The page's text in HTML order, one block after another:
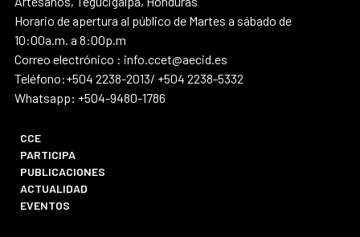
Horario de apertura al público de Martes a sábado de
10:00a.m. a 8:00p.m
Correo electrónico : info.ccet@aecid.es
Teléfono:+504 2238-2013/ +504 2238-5332
Whatsapp: +504-9480-1786
CCE
PARTICIPA
PUBLICACIONES
ACTUALIDAD
EVENTOS